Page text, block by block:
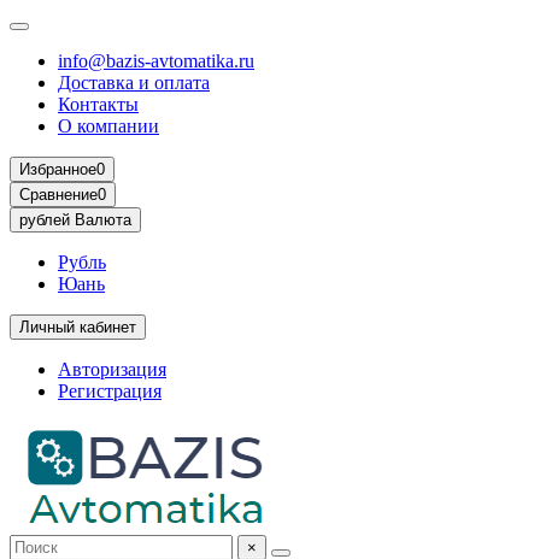
info@bazis-avtomatika.ru
Доставка и оплата
Контакты
О компании
Избранное0
Сравнение0
рублей Валюта
Рубль
Юань
Личный кабинет
Авторизация
Регистрация
×